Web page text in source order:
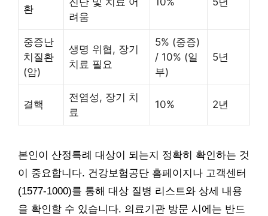
환
려움
중증난
치질환
(암)
생명 위협, 장기
치료 필요
5% (중증)
/ 10% (일
부)
5년
결핵
전염성, 장기 치
료
10% 2년
본인이 산정특례 대상이 되는지 정확히 확인하는 것
이 중요합니다. 건강보험공단 홈페이지나 고객센터
(1577-1000)를 통해 대상 질병 리스트와 상세 내용
을 확인할 수 있습니다. 의료기관 방문 시에는 반드